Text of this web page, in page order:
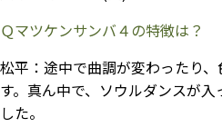
Ｑマツケンサンバ４の特徴は？
松平： 途中で曲調が変わったり
す。真ん中で、ソウルダンスが
した。